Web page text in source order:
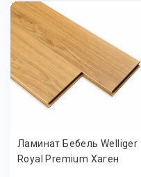
Ламинат Бебель Welliger
Royal Premium Хаген